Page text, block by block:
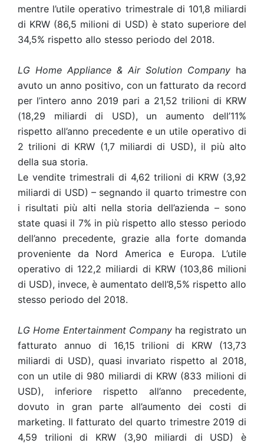
mentre l’utile operativo trimestrale di 101,8 miliardi
di KRW (86,5 milioni di USD) è stato superiore del
34,5% rispetto allo stesso periodo del 2018.
LG Home Appliance & Air Solution Company ha
avuto un anno positivo, con un fatturato da record
per l’intero anno 2019 pari a 21,52 trilioni di KRW
(18,29 miliardi di USD), un aumento dell’11%
rispetto all’anno precedente e un utile operativo di
2 trilioni di KRW (1,7 miliardi di USD), il più alto
della sua storia.
Le vendite trimestrali di 4,62 trilioni di KRW (3,92
miliardi di USD) – segnando il quarto trimestre con
i risultati più alti nella storia dell’azienda – sono
state quasi il 7% in più rispetto allo stesso periodo
dell’anno precedente, grazie alla forte domanda
proveniente da Nord America e Europa. L’utile
operativo di 122,2 miliardi di KRW (103,86 milioni
di USD), invece, è aumentato dell’8,5% rispetto allo
stesso periodo del 2018.
LG Home Entertainment Company ha registrato un
fatturato annuo di 16,15 trilioni di KRW (13,73
miliardi di USD), quasi invariato rispetto al 2018,
con un utile di 980 miliardi di KRW (833 milioni di
USD), inferiore rispetto all’anno precedente,
dovuto in gran parte all’aumento dei costi di
marketing. Il fatturato del quarto trimestre 2019 di
4,59 trilioni di KRW (3,90 miliardi di USD) è